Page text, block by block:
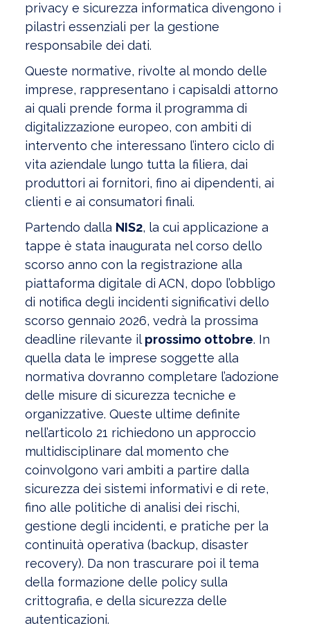
privacy e sicurezza informatica divengono i
pilastri essenziali per la gestione
responsabile dei dati.
Queste normative, rivolte al mondo delle
imprese, rappresentano i capisaldi attorno
ai quali prende forma il programma di
digitalizzazione europeo, con ambiti di
intervento che interessano l’intero ciclo di
vita aziendale lungo tutta la filiera, dai
produttori ai fornitori, fino ai dipendenti, ai
clienti e ai consumatori finali.
Partendo dalla NIS2, la cui applicazione a
tappe è stata inaugurata nel corso dello
scorso anno con la registrazione alla
piattaforma digitale di ACN, dopo l’obbligo
di notifica degli incidenti significativi dello
scorso gennaio 2026, vedrà la prossima
deadline rilevante ilprossimo ottobre. In
quella data le imprese soggette alla
normativa dovranno completare l’adozione
delle misure di sicurezza tecniche e
organizzative. Queste ultime definite
nell’articolo 21 richiedono un approccio
multidisciplinare dal momento che
coinvolgono vari ambiti a partire dalla
sicurezza dei sistemi informativi e di rete,
fino alle politiche di analisi dei rischi,
gestione degli incidenti, e pratiche per la
continuità operativa (backup, disaster
recovery). Da non trascurare poi il tema
della formazione delle policy sulla
crittografia, e della sicurezza delle
autenticazioni.